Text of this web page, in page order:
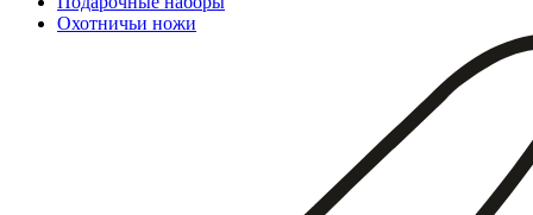
Охотничьи ножи